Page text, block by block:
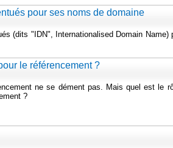
pour ses noms de domaine
(dits "IDN", Internationalised Domain Name)
le référencement ?
ne se dément pas. Mais quel est le
?